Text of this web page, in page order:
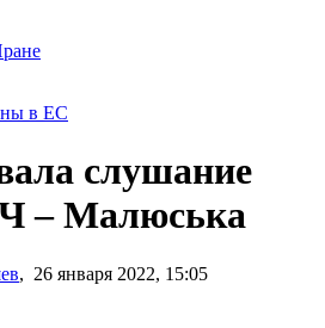
в ЕС
слушание
– Малюська
, 26 января 2022, 15:05